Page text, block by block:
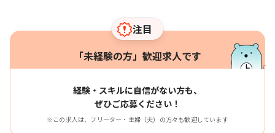
注目
「未経験の方」歓迎求人です
経験・スキルに自信がない方も、
ぜひご応募ください！
※この求人は、フリーター・主婦（夫）の方々も歓迎しています